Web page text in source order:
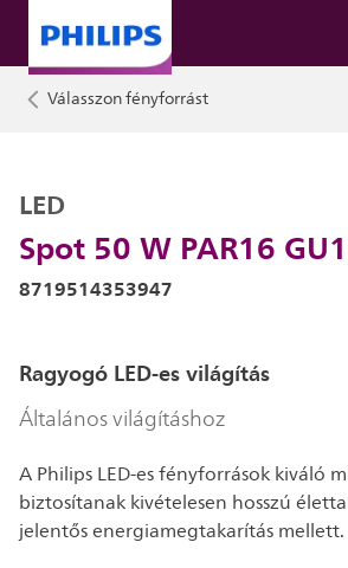
Válasszon fényforrást
Spot 50 W PAR16
LED
8719514353947
Ragyogó LED-es világítás
Általános világításhoz
A Philips LED-es fényforrások kiváló
biztosítanak kivételesen hosszú
jelentős energiamegtakarítás mellett.